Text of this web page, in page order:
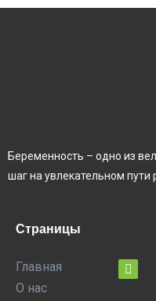
Беременность – одно из
шаг на увлекательном пути
Страницы
Главная
О нас